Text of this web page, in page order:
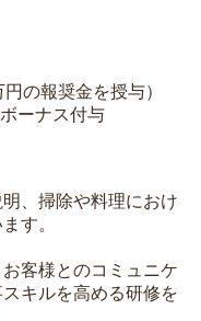
の報奨金を授与）
ーナス付与
、掃除や料理におけ
す。
客様とのコミュニケ
キルを高める研修を